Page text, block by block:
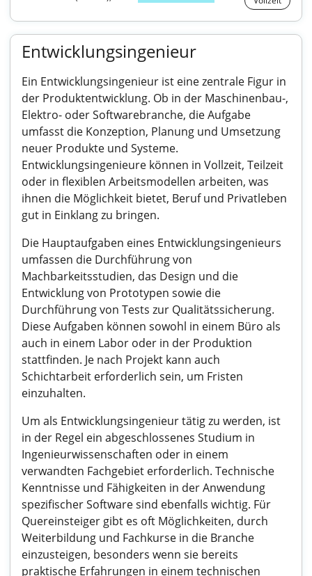
Entwicklungsingenieur
Ein Entwicklungsingenieur ist eine zentrale Figur in
der Produktentwicklung. Ob in der Maschinenbau-,
Elektro- oder Softwarebranche, die Aufgabe
umfasst die Konzeption, Planung und Umsetzung
neuer Produkte und Systeme.
Entwicklungsingenieure können in Vollzeit, Teilzeit
oder in flexiblen Arbeitsmodellen arbeiten, was
ihnen die Möglichkeit bietet, Beruf und Privatleben
gut in Einklang zu bringen.
Die Hauptaufgaben eines Entwicklungsingenieurs
umfassen die Durchführung von
Machbarkeitsstudien, das Design und die
Entwicklung von Prototypen sowie die
Durchführung von Tests zur Qualitätssicherung.
Diese Aufgaben können sowohl in einem Büro als
auch in einem Labor oder in der Produktion
stattfinden. Je nach Projekt kann auch
Schichtarbeit erforderlich sein, um Fristen
einzuhalten.
Um als Entwicklungsingenieur tätig zu werden, ist
in der Regel ein abgeschlossenes Studium in
Ingenieurwissenschaften oder in einem
verwandten Fachgebiet erforderlich. Technische
Kenntnisse und Fähigkeiten in der Anwendung
spezifischer Software sind ebenfalls wichtig. Für
Quereinsteiger gibt es oft Möglichkeiten, durch
Weiterbildung und Fachkurse in die Branche
einzusteigen, besonders wenn sie bereits
praktische Erfahrungen in einem technischen